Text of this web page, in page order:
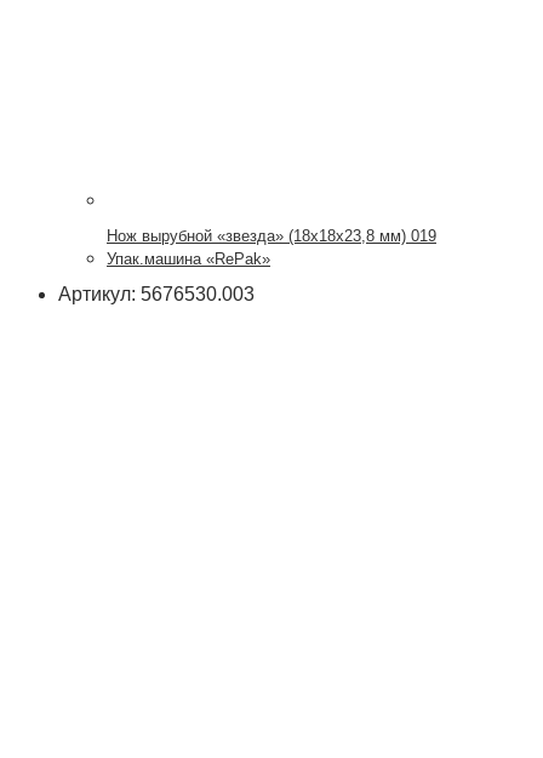
Нож вырубной «звезда» (18х18х23,8 мм) 019
Упак.машина «RePak»
Артикул: 5676530.003